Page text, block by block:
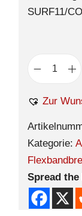
SURF11/
Zur
Kategorie:
Spread the